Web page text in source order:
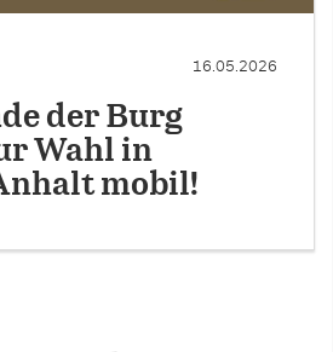
16.05.2026
der Burg
Wahl in
mobil!